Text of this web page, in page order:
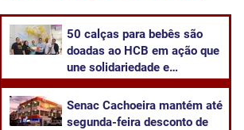
50 calças para bebês são
doadas ao HCB em ação que
une solidariedade e
Senac Cachoeira mantém até
segunda-feira desconto de